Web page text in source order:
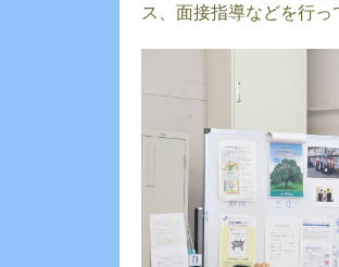
ス、面接指導などを行っ